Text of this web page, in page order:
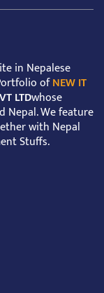
in Nepalese
ofNEW IT
LTDwhose
Nepal. We feature
with Nepal
Stuffs.